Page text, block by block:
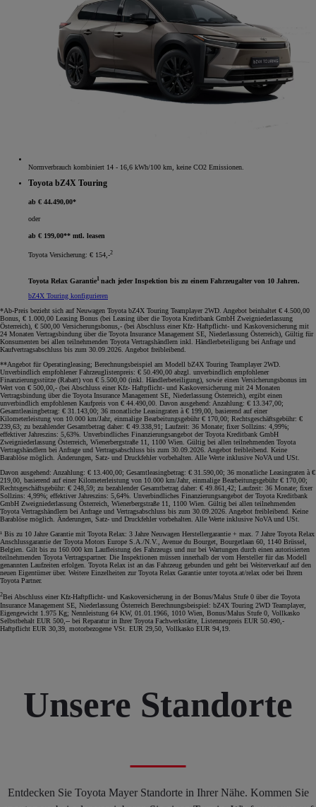
Normverbrauch kombiniert 14 - 16,6 kWh/100 km, keine CO2 Emissionen.
Toyota bZ4X Touring
ab € 44.490,00*
oder
ab € 199,00** mtl. leasen
Toyota Versicherung: € 154,-2
Toyota Relax Garantie1 nach jeder Inspektion bis zu einem Fahrzeugalter von 10 Jahren.
bZ4X Touring konfigurieren
*Ab-Preis bezieht sich auf Neuwagen Toyota bZ4X Touring Teamplayer 2WD. Angebot beinhaltet € 4.500,00
Bonus, € 1.000,00 Leasing Bonus (bei Leasing über die Toyota Kreditbank GmbH Zweigniederlassung
Österreich), € 500,00 Versicherungsbonus,- (bei Abschluss einer Kfz- Haftpflicht- und Kaskoversicherung mit
24 Monaten Vertragsbindung über die Toyota Insurance Management SE, Niederlassung Österreich), Gültig für
Konsumenten bei allen teilnehmenden Toyota Vertragshändlern inkl. Händlerbeteiligung bei Anfrage und
Kaufvertragsabschluss bis zum 30.09.2026. Angebot freibleibend.
**Angebot für Operatingleasing; Berechnungsbeispiel am Modell bZ4X Touring Teamplayer 2WD.
Unverbindlich empfohlener Fahrzeuglistenpreis: € 50.490,00 abzgl. unverbindlich empfohlener
Finanzierungsstütze (Rabatt) von € 5.500,00 (inkl. Händlerbeteiligung), sowie einen Versicherungsbonus im
Wert von € 500,00,- (bei Abschluss einer Kfz- Haftpflicht- und Kaskoversicherung mit 24 Monaten
Vertragsbindung über die Toyota Insurance Management SE, Niederlassung Österreich), ergibt einen
unverbindlich empfohlenen Kaufpreis von € 44.490,00. Davon ausgehend: Anzahlung: € 13.347,00;
Gesamtleasingbetrag: € 31.143,00; 36 monatliche Leasingraten à € 199,00, basierend auf einer
Kilometerleistung von 10.000 km/Jahr, einmalige Bearbeitungsgebühr € 170,00; Rechtsgeschäftsgebühr: €
239,63; zu bezahlender Gesamtbetrag daher: € 49.338,91; Laufzeit: 36 Monate; fixer Sollzins: 4,99%;
effektiver Jahreszins: 5,63%. Unverbindliches Finanzierungsangebot der Toyota Kreditbank GmbH
Zweigniederlassung Österreich, Wienerbergstraße 11, 1100 Wien. Gültig bei allen teilnehmenden Toyota
Vertragshändlern bei Anfrage und Vertragsabschluss bis zum 30.09.2026. Angebot freibleibend. Keine
Barablöse möglich. Änderungen, Satz- und Druckfehler vorbehalten. Alle Werte inklusive NoVA und USt.
Davon ausgehend: Anzahlung: € 13.400,00; Gesamtleasingbetrag: € 31.590,00; 36 monatliche Leasingraten à €
219,00, basierend auf einer Kilometerleistung von 10.000 km/Jahr, einmalige Bearbeitungsgebühr € 170,00;
Rechtsgeschäftsgebühr: € 248,59; zu bezahlender Gesamtbetrag daher: € 49.861,42; Laufzeit: 36 Monate; fixer
Sollzins: 4,99%; effektiver Jahreszins: 5,64%. Unverbindliches Finanzierungsangebot der Toyota Kreditbank
GmbH Zweigniederlassung Österreich, Wienerbergstraße 11, 1100 Wien. Gültig bei allen teilnehmenden
Toyota Vertragshändlern bei Anfrage und Vertragsabschluss bis zum 30.09.2026. Angebot freibleibend. Keine
Barablöse möglich. Änderungen, Satz- und Druckfehler vorbehalten. Alle Werte inklusive NoVA und USt.
¹ Bis zu 10 Jahre Garantie mit Toyota Relax: 3 Jahre Neuwagen Herstellergarantie + max. 7 Jahre Toyota Relax
Anschlussgarantie der Toyota Motors Europe S.A./N.V., Avenue du Bourget, Bourgetlaan 60, 1140 Brüssel,
Belgien. Gilt bis zu 160.000 km Laufleistung des Fahrzeugs und nur bei Wartungen durch einen autorisierten
teilnehmenden Toyota Vertragspartner. Die Inspektionen müssen innerhalb der vom Hersteller für das Modell
genannten Laufzeiten erfolgen. Toyota Relax ist an das Fahrzeug gebunden und geht bei Weiterverkauf auf den
neuen Eigentümer über. Weitere Einzelheiten zur Toyota Relax Garantie unter toyota.at/relax oder bei Ihrem
Toyota Partner.
2Bei Abschluss einer Kfz-Haftpflicht- und Kaskoversicherung in der Bonus/Malus Stufe 0 über die Toyota
Insurance Management SE, Niederlassung Österreich Berechnungsbeispiel: bZ4X Touring 2WD Teamplayer,
Eigengewicht 1.975 Kg; Nennleistung 64 KW, 01.01.1966, 1010 Wien, Bonus/Malus Stufe 0, Vollkasko
Selbstbehalt EUR 500,-- bei Reparatur in Ihrer Toyota Fachwerkstätte, Listenneupreis EUR 50.490,-
Haftpflicht EUR 30,39, motorbezogene VSt. EUR 29,50, Vollkasko EUR 94,19.
Unsere Standorte
Entdecken Sie Toyota Mayer Standorte in Ihrer Nähe. Kommen Sie